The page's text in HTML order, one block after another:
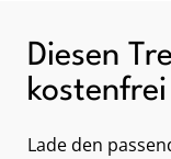
Diesen
Lade den